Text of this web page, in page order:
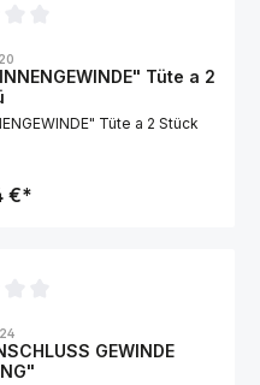
Tüte a 2
Tüte a 2 Stück
€*
GEWINDE